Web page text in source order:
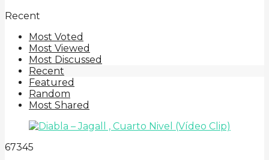
Recent
Most Voted
Most Viewed
Most Discussed
Recent
Featured
Random
Most Shared
67345